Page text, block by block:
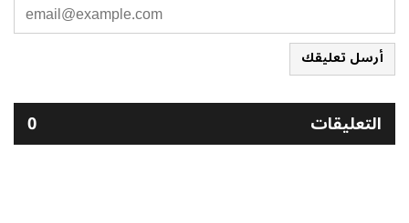
أرسل تعليقك
التعليقات 0